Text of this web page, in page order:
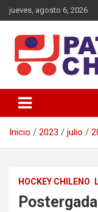
Saltar
al
jueves, agosto 6, 2026
Patines y
Inicio 2023 julio
HOCKEY CHILENO